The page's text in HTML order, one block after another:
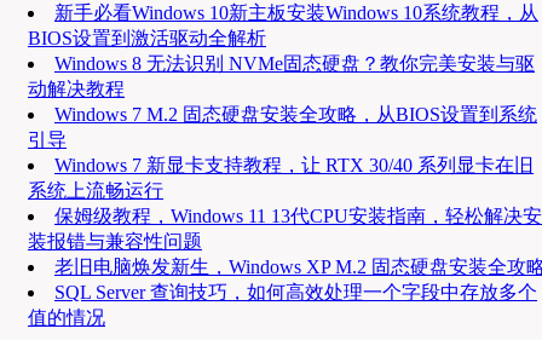
新手必看Windows 10新主板安装Windows 10系统教程，从
BIOS设置到激活驱动全解析
Windows 8 无法识别 NVMe固态硬盘？教你完美安装与驱
动解决教程
Windows 7 M.2 固态硬盘安装全攻略，从BIOS设置到系统
引导
Windows 7 新显卡支持教程，让 RTX 30/40 系列显卡在旧
系统上流畅运行
保姆级教程，Windows 11 13代CPU安装指南，轻松解决安
装报错与兼容性问题
老旧电脑焕发新生，Windows XP M.2 固态硬盘安装全攻
SQL Server 查询技巧，如何高效处理一个字段中存放多个
值的情况